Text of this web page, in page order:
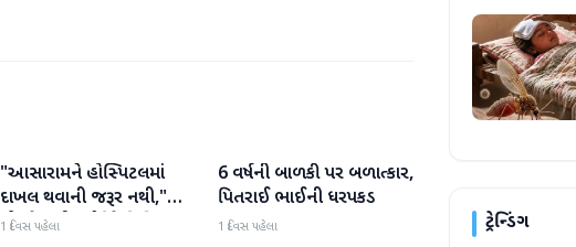
રાષ્ટ્રીય
"આસારામને હોસ્પિટલમાં
દાખલ થવાની જરૂર નથી,"
એમ્સે સુપ્રીમ કોર્ટને વિવિધ
1 દિવસ પહેલા
રાષ્ટ્રીય
6 વર્ષની બાળકી પર બળાત્કાર,
પિતરાઈ ભાઈની ધરપકડ
1 દિવસ પહેલા ટ્રેન્ડિંગ